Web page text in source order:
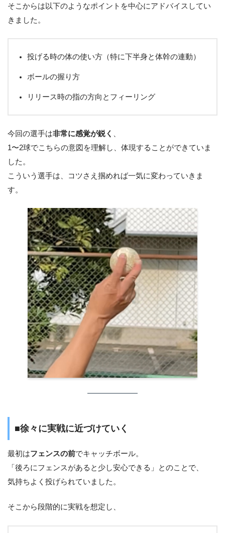
そこからは以下のようなポイントを中心にアドバイスしてい
きました。
投げる時の体の使い方（特に下半身と体幹の連動）
ボールの握り方
リリース時の指の方向とフィーリング
今回の選手は非常に感覚が鋭く
1〜2球でこちらの意図を理解し、体現することができていま
した。
こういう選手は、コツさえ掴めれば一気に変わっていきま
す。
■徐々に実戦に近づけていく
最初はフェンスの前でキャッチボール。
「後ろにフェンスがあると少し安心できる」とのことで、
気持ちよく投げられていました。
そこから段階的に実戦を想定し、